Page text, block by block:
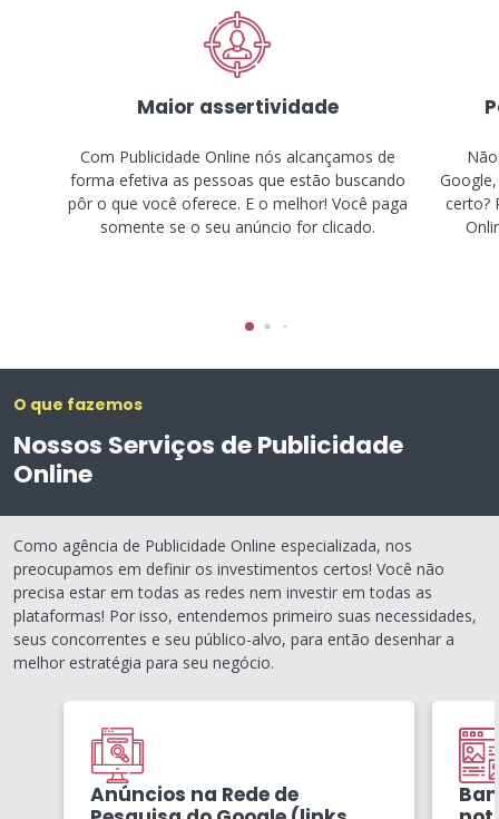
Maior assertividade
Com Publicidade Online nós alcançamos de
forma efetiva as pessoas que estão buscando
pôr o que você oferece. E o melhor! Você paga
somente se o seu anúncio for clicado.
certo?
O que fazemos
Nossos Serviços de Publicidade
Online
Como agência de Publicidade Online especializada, nos
preocupamos em definir os investimentos certos! Você não
precisa estar em todas as redes nem investir em todas as
plataformas! Por isso, entendemos primeiro suas necessidades,
seus concorrentes e seu público-alvo, para então desenhar a
melhor estratégia para seu negócio.
Anúncios na Rede de